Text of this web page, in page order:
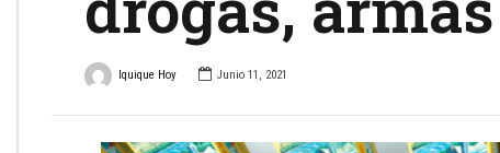
Iquique Hoy Junio 11, 2021